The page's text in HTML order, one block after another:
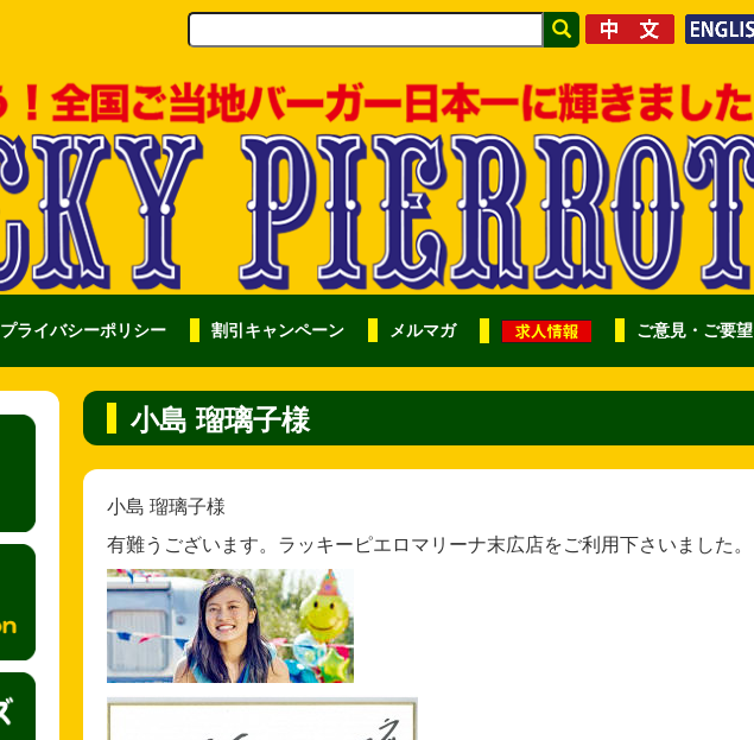
プライバシーポリシー 割引キャンペーン メルマガ ご意見・ご要望
小島 瑠璃子様
小島 瑠璃子様
有難うございます。ラッキーピエロマリーナ末広店をご利用下さいました。